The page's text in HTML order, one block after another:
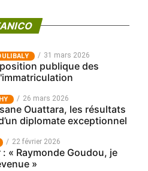
31 mars 2026
publique des
26 mars 2026
Ouattara, les résultats
diplomate exceptionnel
22 février 2026
: « Raymonde Goudou, je
»